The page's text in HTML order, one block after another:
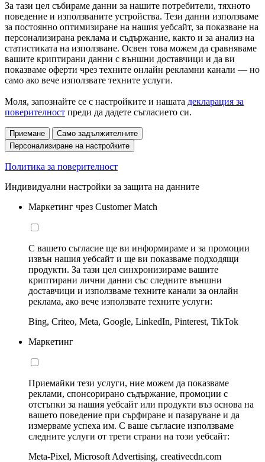
За тази цел събираме данни за нашите потребители, тяхното
поведение и използваните устройства. Тези данни използваме
за постоянно оптимизиране на нашия уебсайт, за показване на
персонализирана реклама и съдържание, както и за анализ на
статистиката на използване. Освен това можем да сравняваме
вашите криптирани данни с външни доставчици и да ви
показваме оферти чрез техните онлайн рекламни канали — но
само ако вече използвате техните услуги.
Моля, запознайте се с настройките и нашата декларация за
поверителност преди да дадете съгласието си.
Приемане
Само задължителните
Персонализиране на настройките
Политика за поверителност
Индивидуални настройки за защита на данните
Маркетинг чрез Customer Match
С вашето съгласие ще ви информираме и за промоции
извън нашия уебсайт и ще ви показваме подходящи
продукти. За тази цел синхронизираме вашите
криптирани лични данни със следните външни
доставчици и използваме техните канали за онлайн
реклама, ако вече използвате техните услуги:
Bing, Criteo, Meta, Google, LinkedIn, Pinterest, TikTok
Маркетинг
Приемайки тези услуги, ние можем да показваме
реклами, спонсорирано съдържание, промоции с
отстъпки за нашия уебсайт или продукти въз основа на
вашето поведение при сърфиране и пазаруване и да
измерваме успеха им. С ваше съгласие използваме
следните услуги от трети страни на този уебсайт:
Meta-Pixel, Microsoft Advertising, creativecdn.com